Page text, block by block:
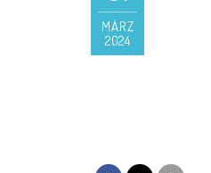
MÄRZ
2024